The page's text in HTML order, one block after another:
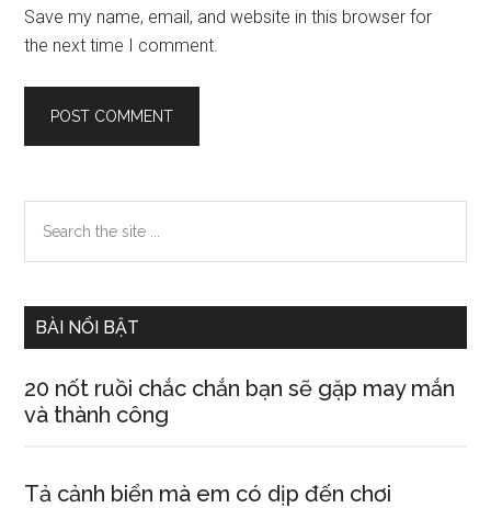
Save my name, email, and website in this browser for
the next time I comment.
Primary
Sidebar
the
BÀI NỔI BẬT
20 nốt ruồi chắc chắn bạn sẽ gặp may mắn
và thành công
Tả cảnh biển mà em có dịp đến chơi